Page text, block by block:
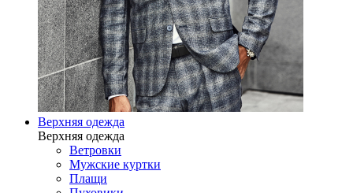
Верхняя одежда
Верхняя одежда
Ветровки
Мужские куртки
Плащи